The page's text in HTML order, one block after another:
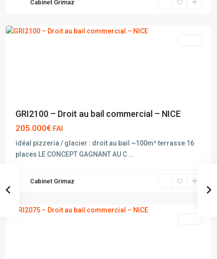
Cabinet Grimaz
GRI2100 – Droit au bail commercial – NICE
205.000€ FAI
idéal pizzeria / glacier : droit au bail ~100m² terrasse 16
places LE CONCEPT GAGNANT AU C ...
Cabinet Grimaz